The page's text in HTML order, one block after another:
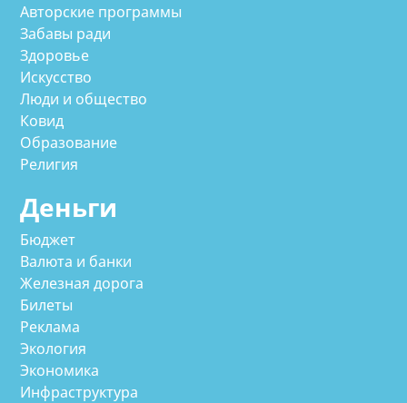
Авторские программы
Забавы ради
Здоровье
Искусство
Люди и общество
Ковид
Образование
Религия
Деньги
Бюджет
Валюта и банки
Железная дорога
Билеты
Реклама
Экология
Экономика
Инфраструктура